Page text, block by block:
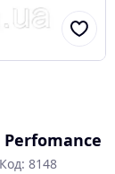
Код: 8148